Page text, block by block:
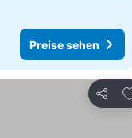
Preise sehen
Teilen